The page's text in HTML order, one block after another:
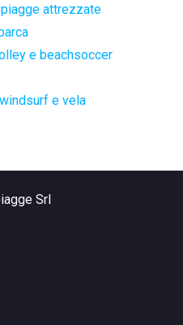
attrezzate
e beachsoccer
e vela
Srl